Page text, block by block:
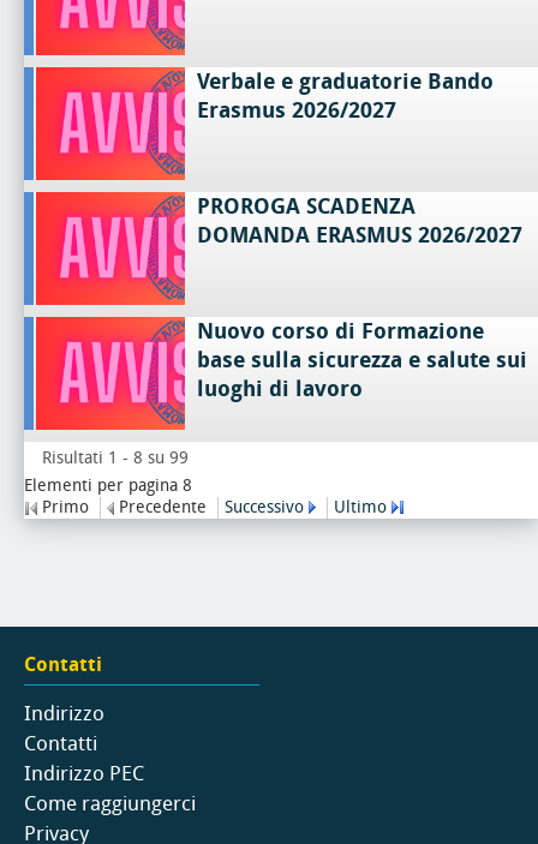
Verbale e graduatorie Bando
Erasmus 2026/2027
PROROGA SCADENZA
DOMANDA ERASMUS 2026/2027
Nuovo corso di Formazione
base sulla sicurezza e salute sui
luoghi di lavoro
Risultati 1 - 8 su 99
Elementi per pagina 8
Primo
Precedente Successivo Ultimo
Contatti
Indirizzo
Contatti
Indirizzo PEC
Come raggiungerci
Privacy